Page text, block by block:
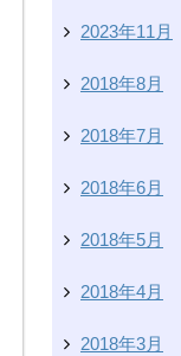
2023年11月
2018年8月
2018年7月
2018年6月
2018年5月
2018年4月
2018年3月